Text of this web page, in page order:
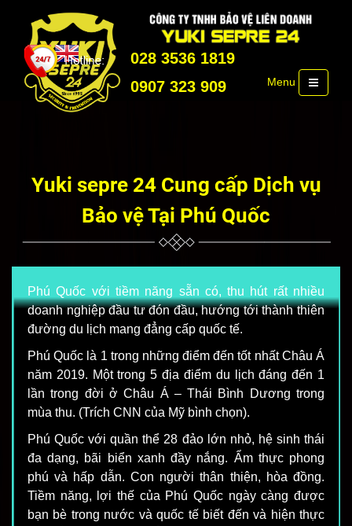
028 3536 1819
0907 323 909
Menu
Yuki sepre 24 Cung cấp Dịch vụ
Bảo vệ Tại Phú Quốc
Phú Quốc với tiềm năng sẵn có, thu hút rất nhiều
doanh nghiệp đầu tư đón đầu, hướng tới thành thiên
đường du lịch mang đẳng cấp quốc tế.
Phú Quốc là 1 trong những điểm đến tốt nhất Châu Á
năm 2019. Một trong 5 địa điểm du lịch đáng đến 1
lần trong đời ở Châu Á – Thái Bình Dương trong
mùa thu. (Trích CNN của Mỹ bình chọn).
Phú Quốc với quần thể 28 đảo lớn nhỏ, hệ sinh thái
đa dạng, bãi biển xanh đầy nắng. Ẩm thực phong
phú và hấp dẫn. Con người thân thiện, hòa đồng.
Tiềm năng, lợi thế của Phú Quốc ngày càng được
bạn bè trong nước và quốc tế biết đến và hiện thực